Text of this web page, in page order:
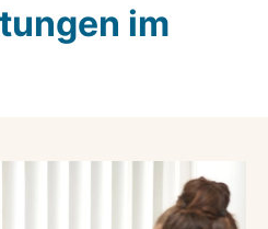
im